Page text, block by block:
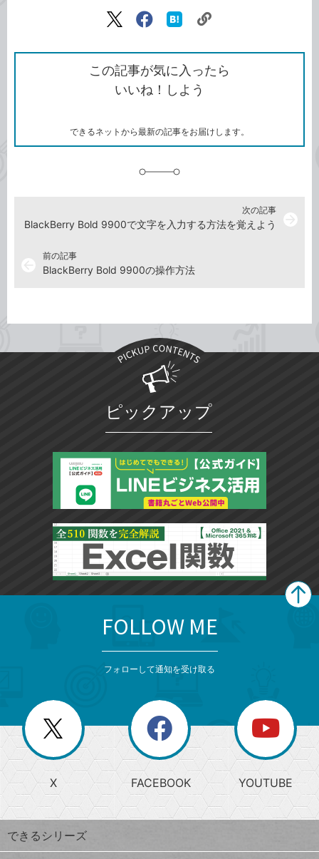
X（旧
で
シ
ェ
ア
Facebook
シ
ェ
ア
な
ブ
ッ
ク
ク
ク
を
コ
この記事が気に入ったら
いいね！しよう
できるネットから最新の記事をお届けします。
前の記事
BlackBerry Bold 9900の操作方法
次の記事
BlackBerry Bold 9900で文字を入力する方法を覚えよう
ピックアップ
じ
る
search
検
索
上
昇
ワ
ー
ド
閉
じ
る
ー
か
ら
探
す
FOLLOW ME
フォローして通知を受け取る
X FACEBOOK YOUTUBE
できるシリーズ